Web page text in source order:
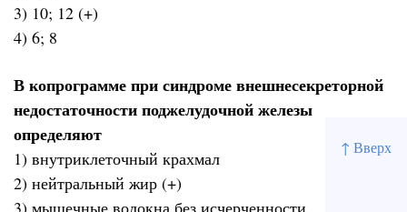
↑ Вверх
3) 10; 12 (+)
4) 6; 8
В копрограмме при синдроме внешнесекреторной
недостаточности поджелудочной железы
определяют
1) внутриклеточный крахмал
2) нейтральный жир (+)